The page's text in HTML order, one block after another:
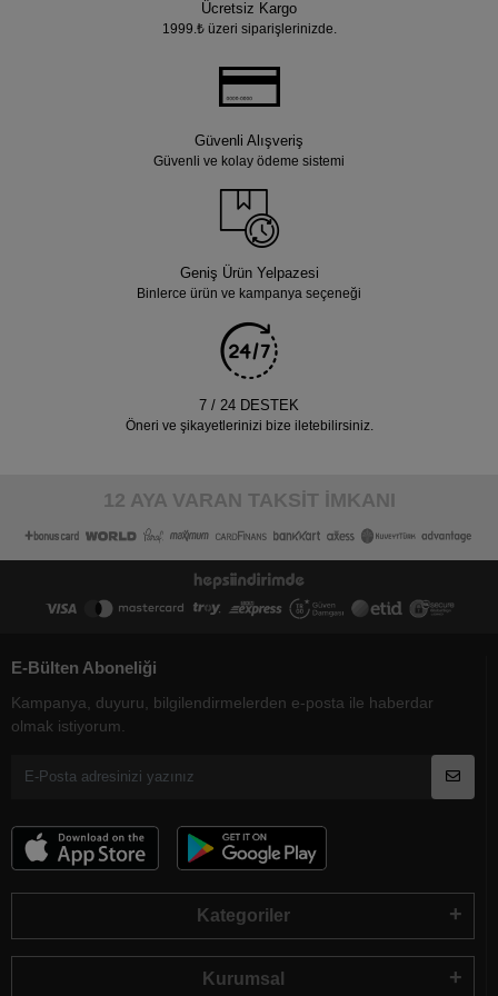
Ücretsiz Kargo
1999.₺ üzeri siparişlerinizde.
Güvenli Alışveriş
Güvenli ve kolay ödeme sistemi
Geniş Ürün Yelpazesi
Binlerce ürün ve kampanya seçeneği
7 / 24 DESTEK
Öneri ve şikayetlerinizi bize iletebilirsiniz.
12 AYA VARAN TAKSİT İMKANI
E-Bülten Aboneliği
Kampanya, duyuru, bilgilendirmelerden e-posta ile haberdar
olmak istiyorum.
Kategoriler
Kurumsal